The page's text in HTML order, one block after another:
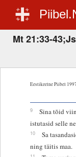
Mt 21:33-
Eestikeelne Piibel 1997
9
Sina tõid
istutasid selle
10
Sa
ning täitis maa.